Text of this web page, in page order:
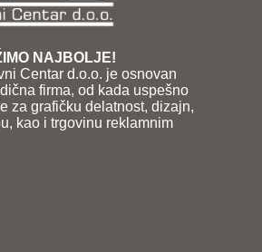
NAJBOLJE!
Centar d.o.o. je osnovan
firma, od kada uspešno
za grafičku delatnost, dizajn,
kao i trgovinu reklamnim